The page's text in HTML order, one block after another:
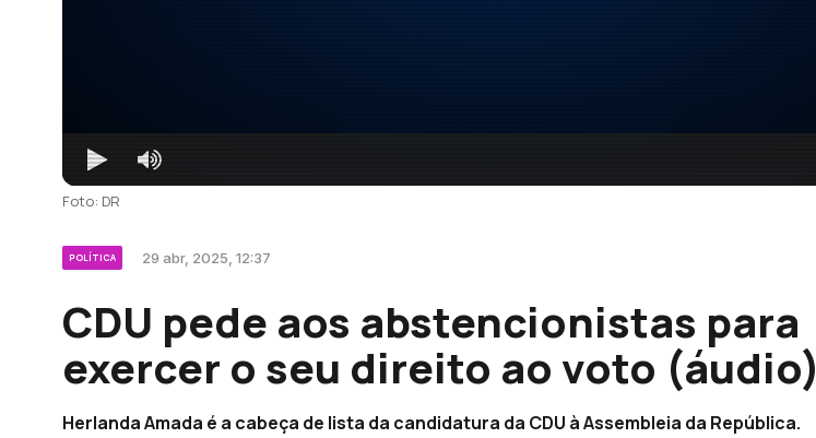
Foto: DR
POLÍTICA 29 abr, 2025, 12:37
CDU pede aos abstencionistas para
exercer o seu direito ao voto (áudio)
Herlanda Amada é a cabeça de lista da candidatura da CDU à Assembleia da República.